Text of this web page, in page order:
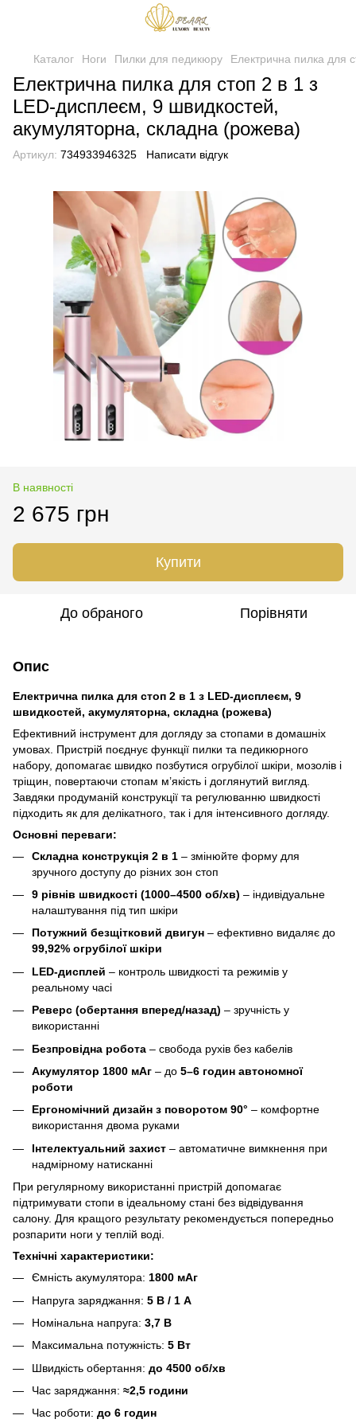
Каталог Ноги Пилки для педикюру Електрична пилка для
Електрична пилка для стоп 2 в 1 з
LED-дисплеєм, 9 швидкостей,
акумуляторна, складна (рожева)
Артикул: 734933946325 Написати відгук
В наявності
2 675 грн
Купити
До обраного Порівняти
Опис
Електрична пилка для стоп 2 в 1 з LED-дисплеєм, 9
швидкостей, акумуляторна, складна (рожева)
Ефективний інструмент для догляду за стопами в домашніх
умовах. Пристрій поєднує функції пилки та педикюрного
набору, допомагає швидко позбутися огрубілої шкіри, мозолів і
тріщин, повертаючи стопам м’якість і доглянутий вигляд.
Завдяки продуманій конструкції та регулюванню швидкості
підходить як для делікатного, так і для інтенсивного догляду.
Основні переваги:
Складна конструкція 2 в 1 – змінюйте форму для
зручного доступу до різних зон стоп
9 рівнів швидкості (1000–4500 об/хв) – індивідуальне
налаштування під тип шкіри
Потужний безщітковий двигун – ефективно видаляє до
99,92% огрубілої шкіри
LED-дисплей – контроль швидкості та режимів у
реальному часі
Реверс (обертання вперед/назад) – зручність у
використанні
Безпровідна робота – свобода рухів без кабелів
Акумулятор 1800 мАг – до 5–6 годин автономної
роботи
Ергономічний дизайн з поворотом 90° – комфортне
використання двома руками
Інтелектуальний захист – автоматичне вимкнення при
надмірному натисканні
При регулярному використанні пристрій допомагає
підтримувати стопи в ідеальному стані без відвідування
салону. Для кращого результату рекомендується попередньо
розпарити ноги у теплій воді.
Технічні характеристики:
Ємність акумулятора: 1800 мАг
Напруга заряджання: 5 В / 1 А
Номінальна напруга: 3,7 В
Максимальна потужність: 5 Вт
Швидкість обертання: до 4500 об/хв
Час заряджання: ≈2,5 години
Час роботи: до 6 годин